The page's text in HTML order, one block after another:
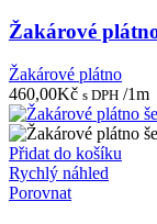
Žakárové
Žakárové plátno
460,00Kč s DPH /1m
Přidat do košíku
Rychlý náhled
Porovnat